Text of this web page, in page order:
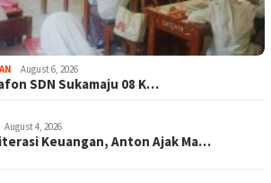
August 6, 2026
SDN Sukamaju 08 K…
August 4, 2026
Keuangan, Anton Ajak Ma…